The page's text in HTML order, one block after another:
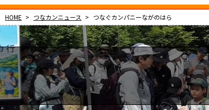
HOME つなカンニュース つなぐカンパニーながのはら